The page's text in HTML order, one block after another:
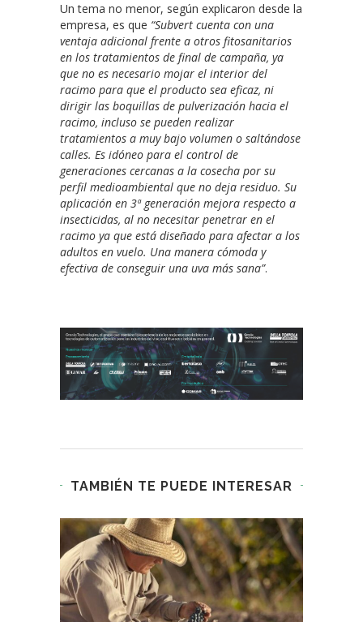
Un tema no menor, según explicaron desde la
empresa, es que “Subvert cuenta con una
ventaja adicional frente a otros fitosanitarios
en los tratamientos de final de campaña, ya
que no es necesario mojar el interior del
racimo para que el producto sea eficaz, ni
dirigir las boquillas de pulverización hacia el
racimo, incluso se pueden realizar
tratamientos a muy bajo volumen o saltándose
calles. Es idóneo para el control de
generaciones cercanas a la cosecha por su
perfil medioambiental que no deja residuo. Su
aplicación en 3ª generación mejora respecto a
insecticidas, al no necesitar penetrar en el
racimo ya que está diseñado para afectar a los
adultos en vuelo. Una manera cómoda y
efectiva de conseguir una uva más sana”.
TAMBIÉN TE PUEDE INTERESAR